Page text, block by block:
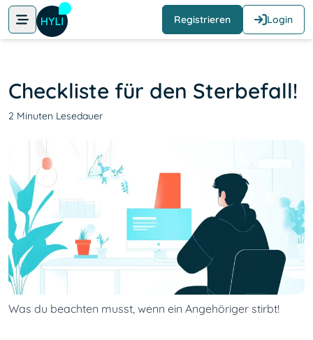
Registrieren Login
Checkliste für den Sterbefall!
2 Minuten Lesedauer
Was du beachten musst, wenn ein Angehöriger stirbt!